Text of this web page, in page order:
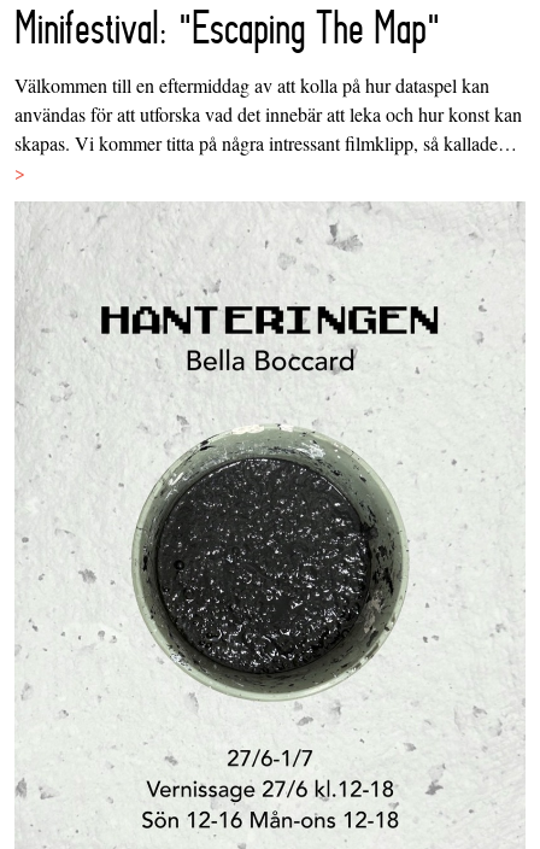
Minifestival: "Escaping The Map"
Välkommen till en eftermiddag av att kolla på hur dataspel kan
användas för att utforska vad det innebär att leka och hur konst kan
skapas. Vi kommer titta på några intressant filmklipp, så kallade…
>